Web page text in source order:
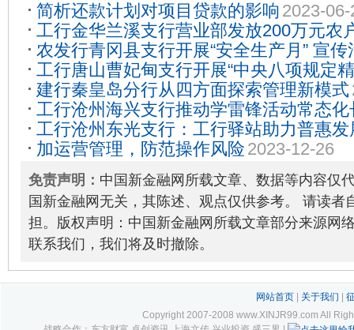
简析还款计划对项目贷款的影响 2023-06-
工行金华兰溪支行营业部发放200万元农
发展2025-09-14
农发行青冈县支行开展“安全生产月” 宣传
工行唐山曹妃甸支行开展“中央八项规定
2023-10-16
建行秦皇岛分行从四方面探索管理新模式
工行沧州海兴支行推动学雷锋活动常态化
工行沧州东光支行：工行驿站助力普惠发
加运营管理，防范操作风险 2023-12-26
免责声明： 中国新金融网所载文章、数据等内容仅
国新金融网无关，其陈述、观点仅供参考。 请读者
担。版权声明：中国新金融网所载文章部分来源网
联系我们，我们将及时撤除。
网站首页| 关于我们
Copyright 2007-2008 www.XINJR99.com All